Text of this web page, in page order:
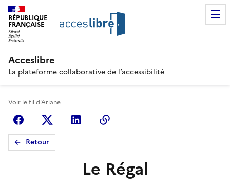
RÉPUBLIQUE
FRANÇAISE
Acceslibre
La plateforme collaborative de l’accessibilité
Voir le fil d'Ariane
FacebookX (anciennement Twitter)
Linkedin
Retour
Le Régal